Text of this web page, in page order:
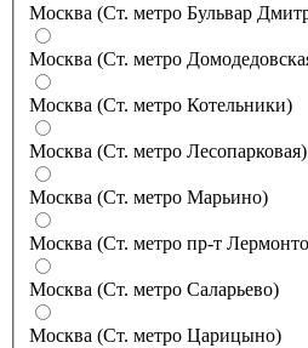
Москва (Ст. метро Бульвар
Москва (Ст. метро
Москва (Ст. метро Котельники)
Москва (Ст. метро Лесопарковая)
Москва (Ст. метро Марьино)
Москва (Ст. метро пр-т
Москва (Ст. метро Саларьево)
Москва (Ст. метро Царицыно)